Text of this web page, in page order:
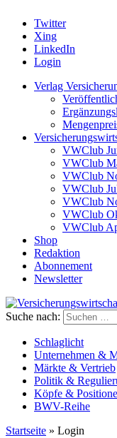
Twitter
Xing
LinkedIn
Login
Verlag
VWClub
VWClub
VWClub
VWClub
VWClub
VWClub
VWClub
Shop
Redaktion
Abonnement
Newsletter
Suche nach:
Schlaglicht
Unternehmen &
Märkte & Vertrieb
Politik &
Köpfe &
BWV-Reihe
Startseite » Login